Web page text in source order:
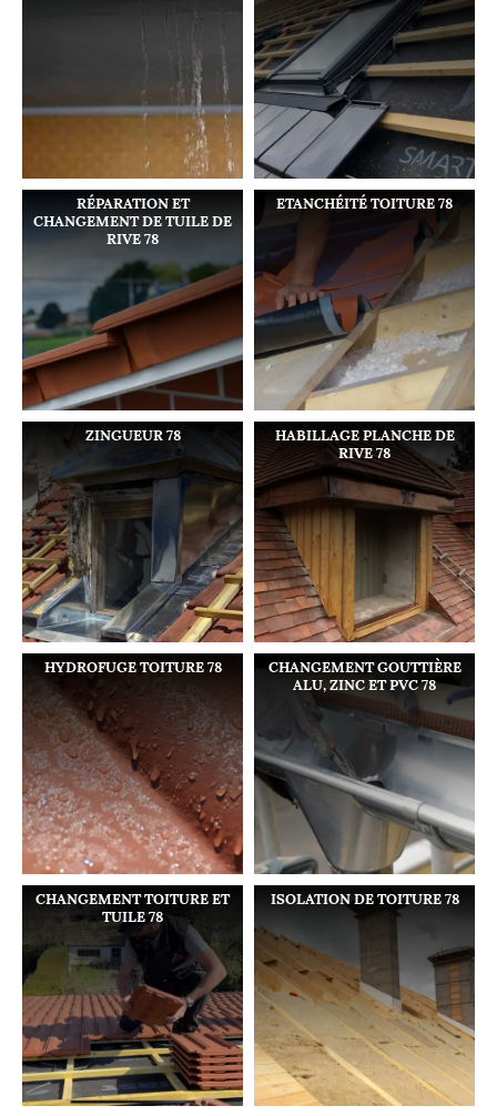
RÉPARATION ET
CHANGEMENT DE TUILE DE
RIVE 78
ETANCHÉITÉ TOITURE 78
ZINGUEUR 78
HABILLAGE PLANCHE DE
RIVE 78
HYDROFUGE TOITURE 78
CHANGEMENT GOUTTIÈRE
ALU, ZINC ET PVC 78
CHANGEMENT TOITURE ET
TUILE 78
ISOLATION DE TOITURE 78